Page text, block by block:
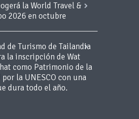
la World Travel &
2026 en octubre
de Turismo de Tailandia
la inscripción de Wat
como Patrimonio de la
la UNESCO con una
dura todo el año.